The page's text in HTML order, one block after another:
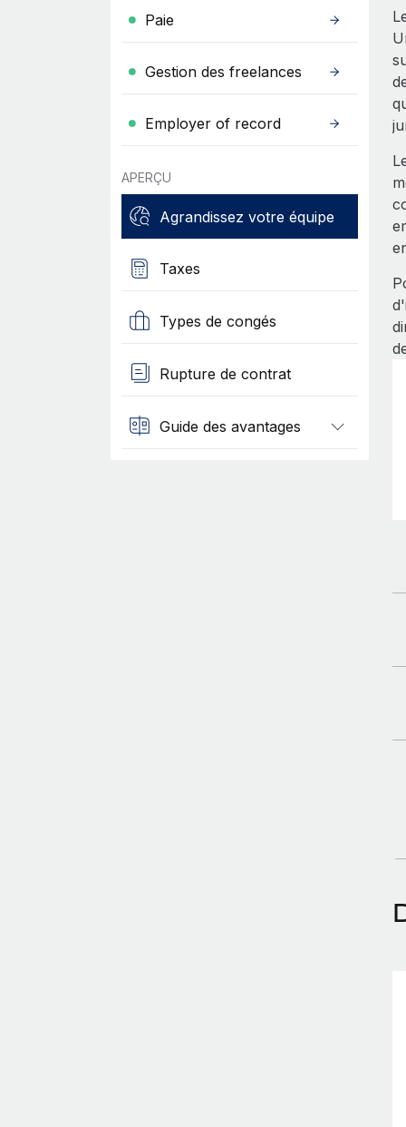
Paie
Gestion des freelances
Employer of record
APERÇU
Agrandissez votre équipe
Taxes
Types de congés
Rupture de contrat
Guide des avantages